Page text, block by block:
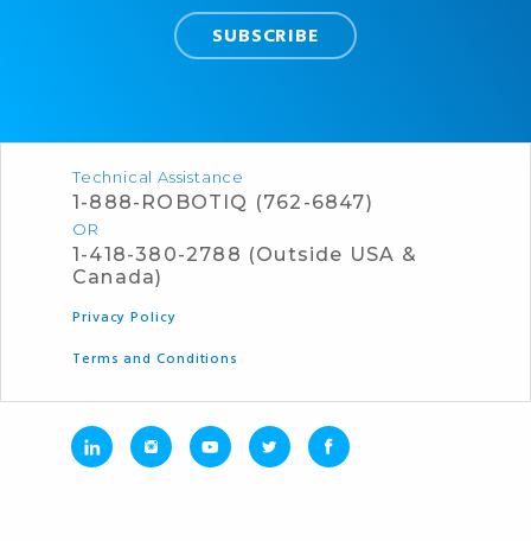
Technical Assistance
1-888-ROBOTIQ (762-6847)
OR
1-418-380-2788 (Outside USA &
Canada)
Privacy Policy
Terms and Conditions